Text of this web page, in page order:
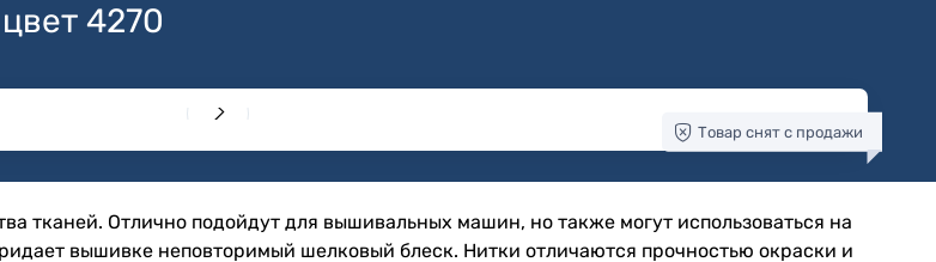
4270
Товар снят с продажи
тканей. Отлично подойдут для вышивальных машин, но также могут использоваться на
вышивке неповторимый шелковый блеск. Нитки отличаются прочностью окраски и